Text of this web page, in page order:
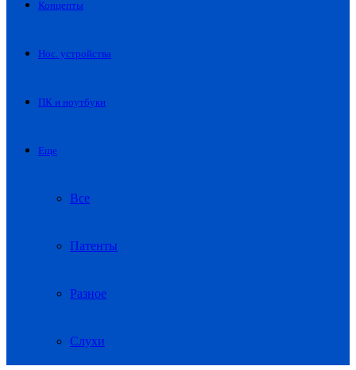
Концепты
Нос. устройства
ПК и ноутбуки
Еще
Все
Патенты
Разное
Слухи